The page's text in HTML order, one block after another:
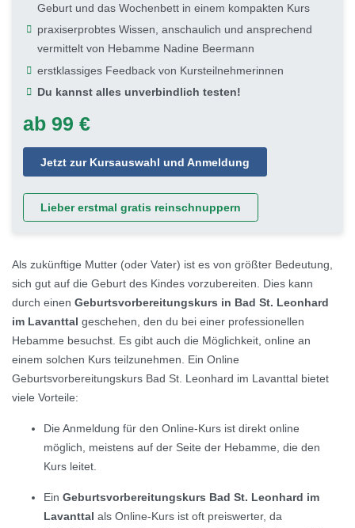
Geburt und das Wochenbett in einem kompakten Kurs
praxiserprobtes Wissen, anschaulich und ansprechend
vermittelt von Hebamme Nadine Beermann
erstklassiges Feedback von Kursteilnehmerinnen
Du kannst alles unverbindlich testen!
ab 99 €
Jetzt zur Kursauswahl und Anmeldung
Lieber erstmal gratis reinschnuppern
Als zukünftige Mutter (oder Vater) ist es von größter Bedeutung,
sich gut auf die Geburt des Kindes vorzubereiten. Dies kann
durch einen Geburtsvorbereitungskurs in Bad St. Leonhard
im Lavanttal geschehen, den du bei einer professionellen
Hebamme besuchst. Es gibt auch die Möglichkeit, online an
einem solchen Kurs teilzunehmen. Ein Online
Geburtsvorbereitungskurs Bad St. Leonhard im Lavanttal bietet
viele Vorteile:
Die Anmeldung für den Online-Kurs ist direkt online
möglich, meistens auf der Seite der Hebamme, die den
Kurs leitet.
Ein Geburtsvorbereitungskurs Bad St. Leonhard im
Lavanttal als Online-Kurs ist oft preiswerter, da